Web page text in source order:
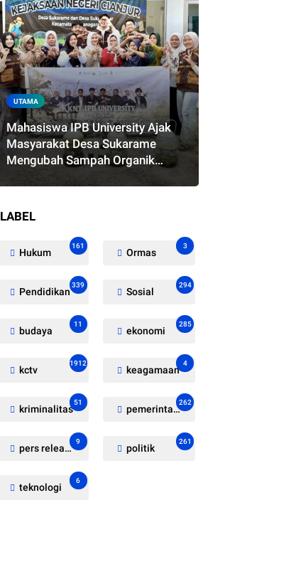
UTAMA
Mahasiswa IPB University Ajak
Masyarakat Desa Sukarame
Mengubah Sampah Organik
LABEL
Hukum
161
Ormas
3
Pendidikan
339
Sosial
294
budaya
11
ekonomi
285
kctv
1912
keagamaan
4
kriminalitas
51
pemerintahan
262
pers release
9
politik
261
teknologi
6